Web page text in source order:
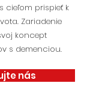
cieľom prispieť k
Zariadenie
koncept
s demenciou.
nás